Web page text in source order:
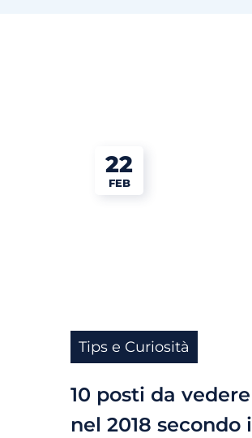
22
FEB
Tips e Curiosità
10 posti da
nel 2018 secondo